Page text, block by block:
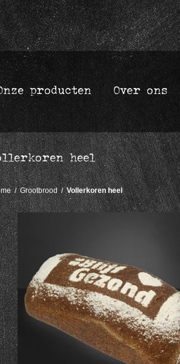
producten Over ons
heel
/ Grootbrood / Vollerkoren heel